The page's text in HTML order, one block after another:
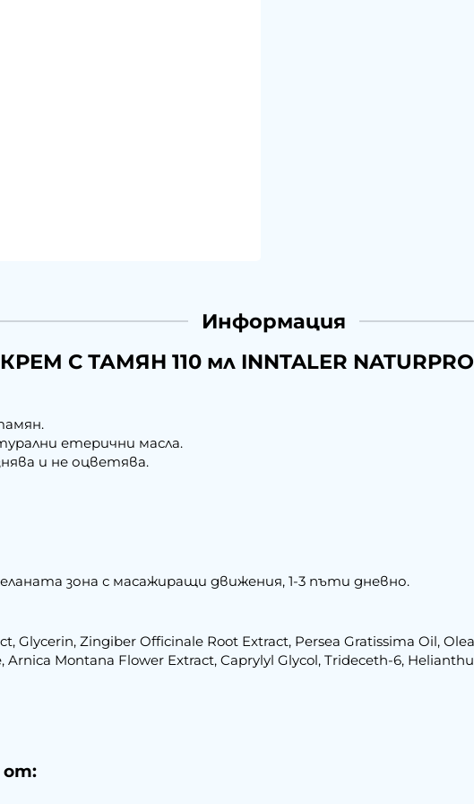
Информация
КРЕМ С ТАМЯН 110 мл INNTALER
етерични масла.
и не оцветява.
зона с масажиращи движения, 1-3 пъти дневно.
Glycerin, Zingiber Officinale Root Extract, Persea Gratissima Oil,
Arnica Montana Flower Extract, Caprylyl Glycol, Trideceth-6,
от: